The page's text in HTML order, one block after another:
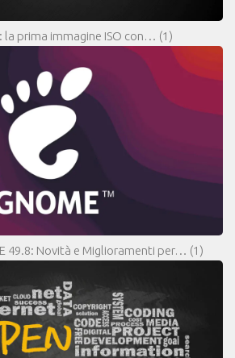
la prima immagine ISO con… (1)
49.8: Novità e Miglioramenti per… (1)